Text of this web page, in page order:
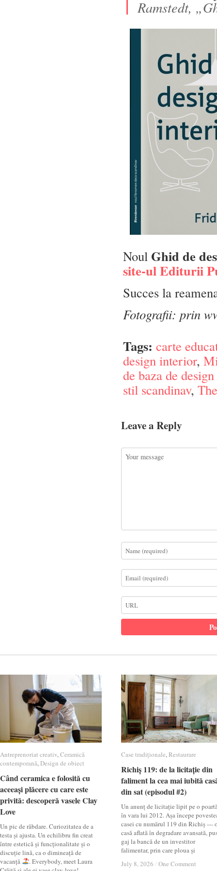
Ramstedt,
Noul Ghid de
site-ul Editurii
Succes la
Fotografii: prin
Tags: carte
design interior,
de baza de
stil scandinav,
Leave a Reply
Antreprenoriat creativ,Ceramică
contemporană,Design de obiect
Când ceramica e folosită cu
aceeași plăcere cu care este
privită: descoperă vasele Clay
Love
Un pic de răbdare. Curiozitatea de a
testa și ajusta. Un echilibru fin creat
între estetică și funcționalitate și o
discuție lină, ca o dimineață de
vacanță
. Everybody, meet Laura
Antreprenoriat creativ Ceramică
contemporană Design de obiect
Când ceramica e folosită cu
aceeași plăcere cu care este
privită: descoperă vasele Clay
Love
Case tradiționale,Restaurare
Richiș 119: de la licitație din
faliment la cea mai iubită
din sat (episodul #2)
Un anunț de licitație lipit pe o
în vara lui 2012. Așa începe
casei cu numărul 119 din Richiș —
casă aflată în degradare avansată,
gaj la bancă de un investitor
falimentar, prin care ploua și
July 8, 2026 / One Comment
Case tradiționale Restaurare
Richiș 119: de la licitație din
faliment la cea mai iubită
din sat (episodul #2)
July 8, 2026 / One Comment